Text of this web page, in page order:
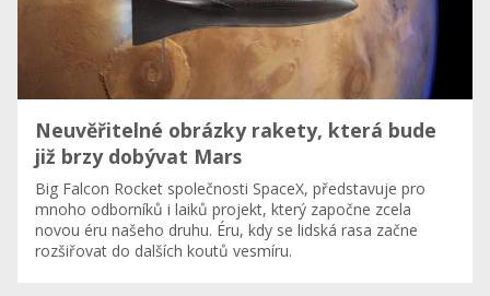
Neuvěřitelné obrázky rakety, která bude
již brzy dobývat Mars
Big Falcon Rocket společnosti SpaceX, představuje pro
mnoho odborníků i laiků projekt, který započne zcela
novou éru našeho druhu. Éru, kdy se lidská rasa začne
rozšiřovat do dalších koutů vesmíru.